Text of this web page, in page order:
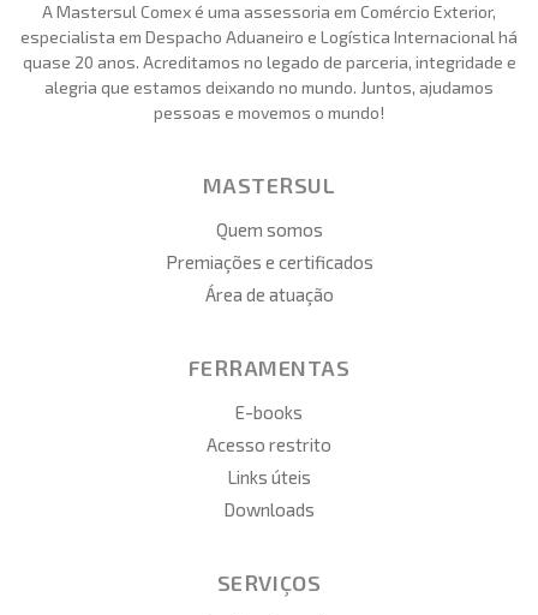
A Mastersul Comex é uma assessoria em Comércio Exterior,
especialista em Despacho Aduaneiro e Logística Internacional há
quase 20 anos. Acreditamos no legado de parceria, integridade e
alegria que estamos deixando no mundo. Juntos, ajudamos
pessoas e movemos o mundo!
MASTERSUL
Quem somos
Premiações e certificados
Área de atuação
FERRAMENTAS
E-books
Acesso restrito
Links úteis
Downloads
SERVIÇOS